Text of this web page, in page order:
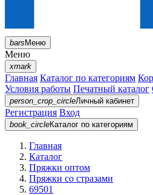
barsМеню
Меню
xmark
Главная Каталог по категориям
Условия работы Печатный каталог
person_crop_circleЛичный кабинет
Регистрация Вход
book_circleКаталог по категориям
Главная
Каталог
Пряжки оптом
Пряжки со стразами
69501